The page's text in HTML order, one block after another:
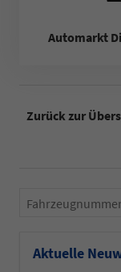
Automarkt
Zurück zur
Fahrzeugnummer
Aktuelle